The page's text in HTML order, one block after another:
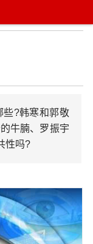
些?韩寒和郭敬
牛腩、罗振宇
性吗?